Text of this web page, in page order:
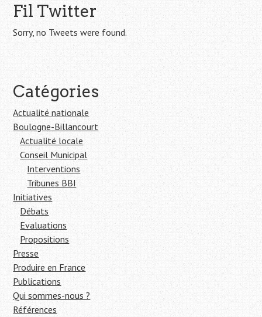
e
r
c
:
Fil Twitter
Sorry, no Tweets were found.
Catégories
Actualité nationale
Boulogne-Billancourt
Actualité locale
Conseil Municipal
Interventions
Tribunes BBI
Initiatives
Débats
Evaluations
Propositions
Presse
Produire en France
Publications
Qui sommes-nous ?
Références